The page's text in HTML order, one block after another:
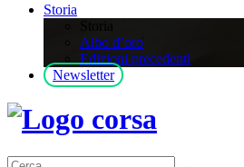
Storia
Albo d’oro
Edizioni precedenti
Newsletter